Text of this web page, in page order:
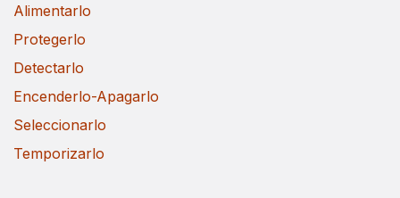
Alimentarlo
Protegerlo
Detectarlo
Encenderlo-Apagarlo
Seleccionarlo
Temporizarlo